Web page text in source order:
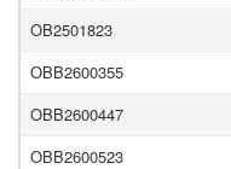
OB2501823
OBB2600355
OBB2600447
OBB2600523